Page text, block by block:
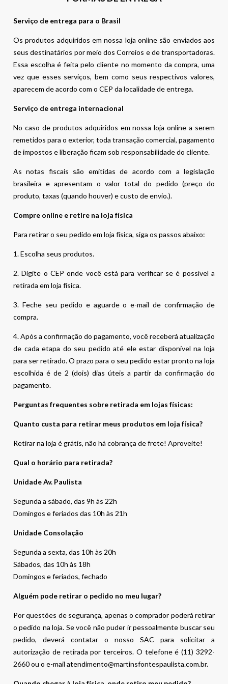
Serviço de entrega para o Brasil
Os produtos adquiridos em nossa loja online são enviados aos
seus destinatários por meio dos Correios e de transportadoras.
Essa escolha é feita pelo cliente no momento da compra, uma
vez que esses serviços, bem como seus respectivos valores,
aparecem de acordo com o CEP da localidade de entrega.
Serviço de entrega internacional
No caso de produtos adquiridos em nossa loja online a serem
remetidos para o exterior, toda transação comercial, pagamento
de impostos e liberação ficam sob responsabilidade do cliente.
As notas fiscais são emitidas de acordo com a legislação
brasileira e apresentam o valor total do pedido (preço do
produto, taxas (quando houver) e custo de envio.).
Compre online e retire na loja física
Para retirar o seu pedido em loja física, siga os passos abaixo:
1. Escolha seus produtos.
2. Digite o CEP onde você está para verificar se é possível a
retirada em loja física.
3. Feche seu pedido e aguarde o e-mail de confirmação de
compra.
4. Após a confirmação do pagamento, você receberá atualização
de cada etapa do seu pedido até ele estar disponível na loja
para ser retirado. O prazo para o seu pedido estar pronto na loja
escolhida é de 2 (dois) dias úteis a partir da confirmação do
pagamento.
Perguntas frequentes sobre retirada em lojas físicas:
Quanto custa para retirar meus produtos em loja física?
Retirar na loja é grátis, não há cobrança de frete! Aproveite!
Qual o horário para retirada?
Unidade Av. Paulista
Segunda a sábado, das 9h às 22h
Domingos e feriados das 10h às 21h
Unidade Consolação
Segunda a sexta, das 10h às 20h
Sábados, das 10h às 18h
Domingos e feriados, fechado
Alguém pode retirar o pedido no meu lugar?
Por questões de segurança, apenas o comprador poderá retirar
o pedido na loja. Se você não puder ir pessoalmente buscar seu
pedido, deverá contatar o nosso SAC para solicitar a
autorização de retirada por terceiros. O telefone é (11) 3292-
2660 ou o e-mail atendimento@martinsfontespaulista.com.br.